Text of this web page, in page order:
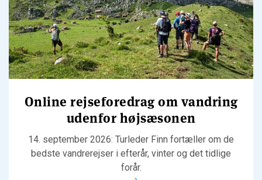
Online rejseforedrag om vandring
udenfor højsæsonen
14. september 2026: Turleder Finn fortæller om de
bedste vandrerejser i efterår, vinter og det tidlige
forår.